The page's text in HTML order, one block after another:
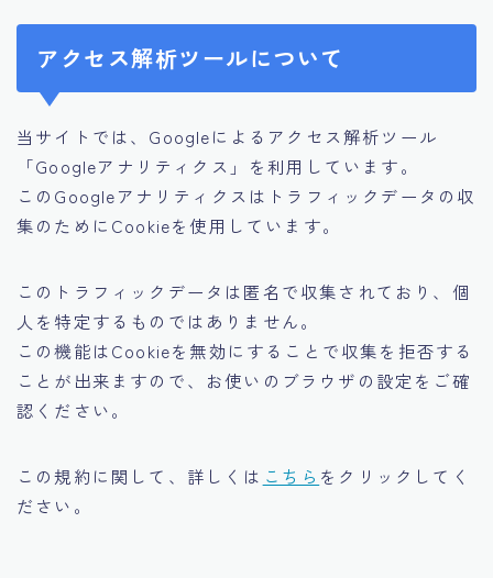
アクセス解析ツールについて
当サイトでは、Googleによるアクセス解析ツール
「Googleアナリティクス」を利用しています。
このGoogleアナリティクスはトラフィックデータの収
集のためにCookieを使用しています。
このトラフィックデータは匿名で収集されており、個
人を特定するものではありません。
この機能はCookieを無効にすることで収集を拒否する
ことが出来ますので、お使いのブラウザの設定をご確
認ください。
この規約に関して、詳しくは こちら をクリックしてく
ださい。